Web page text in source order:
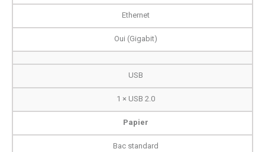
Ethernet
Oui (Gigabit)
USB
1 × USB 2.0
Papier
Bac standard